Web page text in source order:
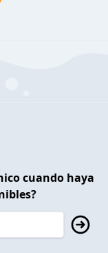
cuando haya